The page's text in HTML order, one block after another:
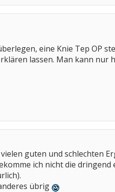
eine Knie Tep OP
lassen. Man kann nur
guten und schlechten
ich nicht die
übrig